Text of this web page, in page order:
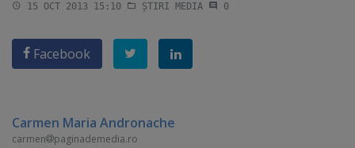
15 OCT 2013 15:10 ȘTIRI MEDIA 0
Facebook
Carmen Maria Andronache
carmen paginademedia.ro